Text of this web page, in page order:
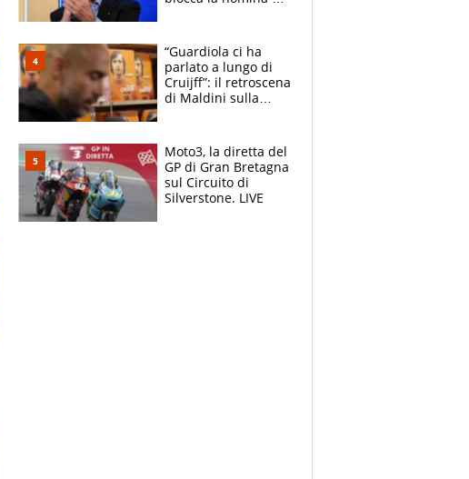
“Guardiola ci ha
parlato a lungo di
Cruijff”: il retroscena
di Maldini sulla
Moto3, la diretta del
GP di Gran Bretagna
sul Circuito di
Silverstone. LIVE